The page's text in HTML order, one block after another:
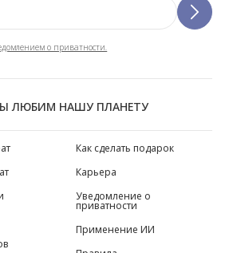
о приватности.
ЛЮБИМ НАШУ ПЛАНЕТУ
Как сделать подарок
Карьера
Уведомление о
приватности
Применение ИИ